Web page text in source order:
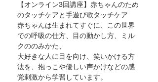
【オンライン3回講座】赤ちゃんのため
のタッチケアと手遊び歌タッチケア
赤ちゃんは生まれてすぐに、この世界
での呼吸の仕方、目の動かし方、ミル
クののみかた、
大好きな人に目を向け、笑いかける方
法を、抱っこや優しい声かけなどの感
覚刺激から学習しています。